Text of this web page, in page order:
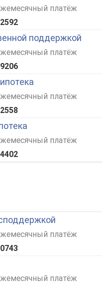
платёж
поддержкой
платёж
платёж
платёж
платёж
платёж